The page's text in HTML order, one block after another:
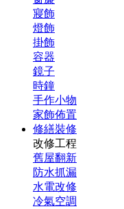
寢飾
燈飾
掛飾
容器
鏡子
時鐘
手作小物
家飾佈置
修繕裝修
改修工程
舊屋翻新
防水抓漏
水電改修
冷氣空調